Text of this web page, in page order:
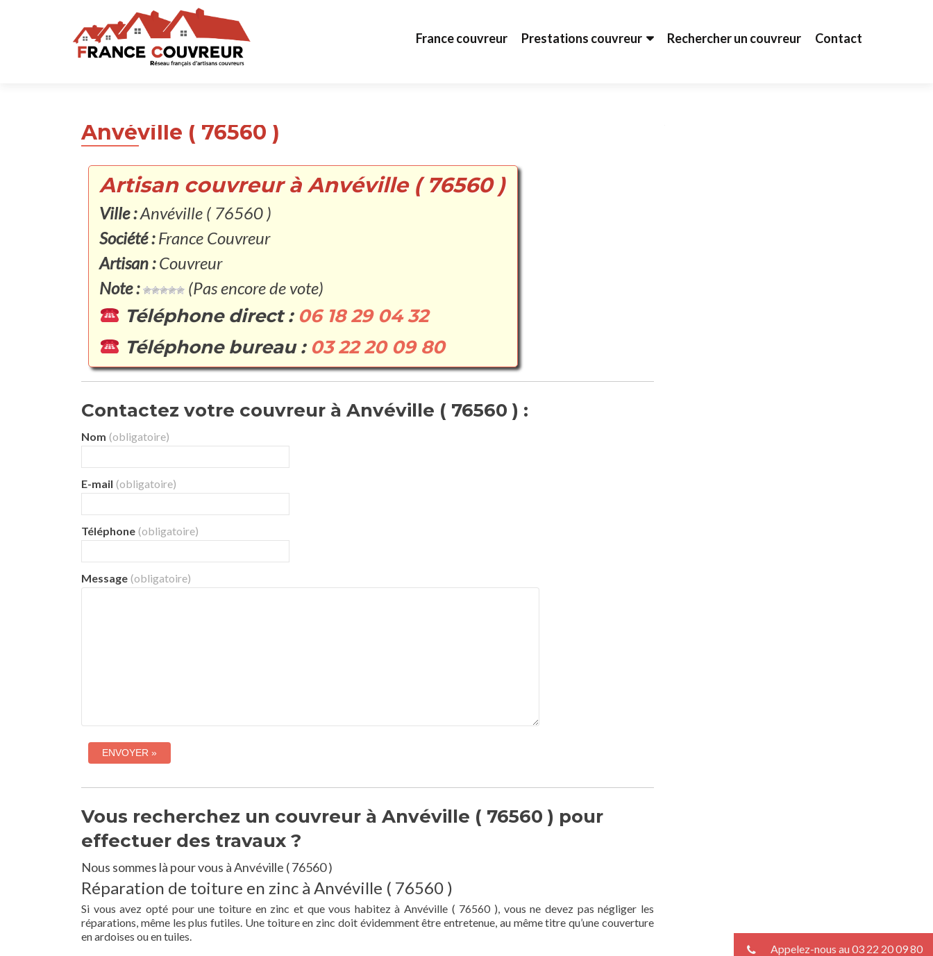
France couvreur Prestations couvreur Rechercher un couvreur Contact
Anvéville ( 76560 )
Artisan couvreur à Anvéville ( 76560 )
Ville :Anvéville ( 76560 )
Société :France Couvreur
Artisan :Couvreur
Note :
(Pas encore de vote)
Téléphone direct : 06 18 29 04 32
Téléphone bureau : 03 22 20 09 80
Contactez votre couvreur à Anvéville ( 76560 ) :
Nom (obligatoire)
E-mail (obligatoire)
Téléphone (obligatoire)
Message (obligatoire)
Vous recherchez un couvreur à Anvéville ( 76560 ) pour
effectuer des travaux ?
Nous sommes là pour vous à Anvéville ( 76560 )
Réparation de toiture en zinc à Anvéville ( 76560 )
Si vous avez opté pour une toiture en zinc et que vous habitez à Anvéville ( 76560 ), vous ne devez pas négliger les
réparations, même les plus futiles. Une toiture en zinc doit évidemment être entretenue, au même titre qu’une couverture
en ardoises ou en tuiles.
Appelez-nous au 03 22 20 09 80